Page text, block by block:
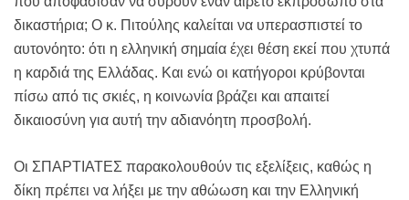
δικαστήρια; Ο κ. Πιτούλης καλείται να υπερασπιστεί το
αυτονόητο: ότι η ελληνική σημαία έχει θέση εκεί που χτυπά
η καρδιά της Ελλάδας. Και ενώ οι κατήγοροι κρύβονται
πίσω από τις σκιές, η κοινωνία βράζει και απαιτεί
δικαιοσύνη για αυτή την αδιανόητη προσβολή.
Οι ΣΠΑΡΤΙΑΤΕΣ παρακολουθούν τις εξελίξεις, καθώς η
δίκη πρέπει να λήξει με την αθώωση και την Ελληνική